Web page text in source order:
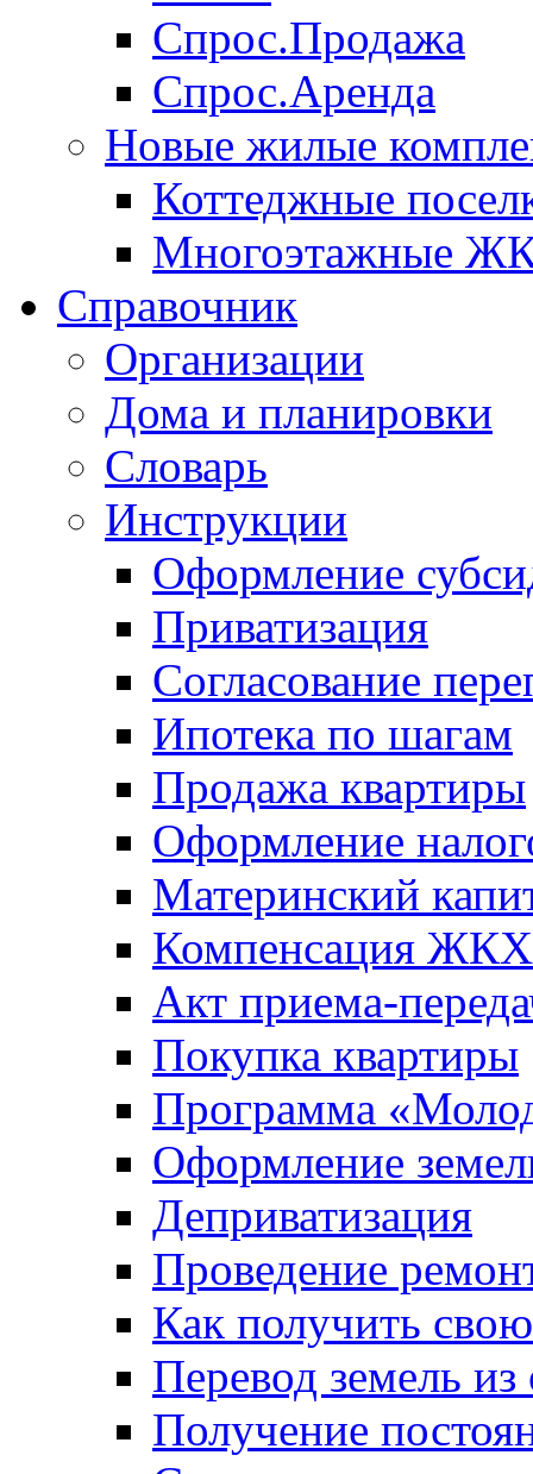
Спрос.Продажа
Спрос.Аренда
Новые жилые
Коттеджные
Многоэтажные
Справочник
Организации
Дома и планировки
Словарь
Инструкции
Оформление
Приватизация
Согласование
Ипотека по шагам
Продажа квартиры
Оформление
Материнский
Компенсация ЖКХ
Акт приема-
Покупка квартиры
Программа
Оформление
Деприватизация
Проведение
Как получить
Перевод земель
Получение